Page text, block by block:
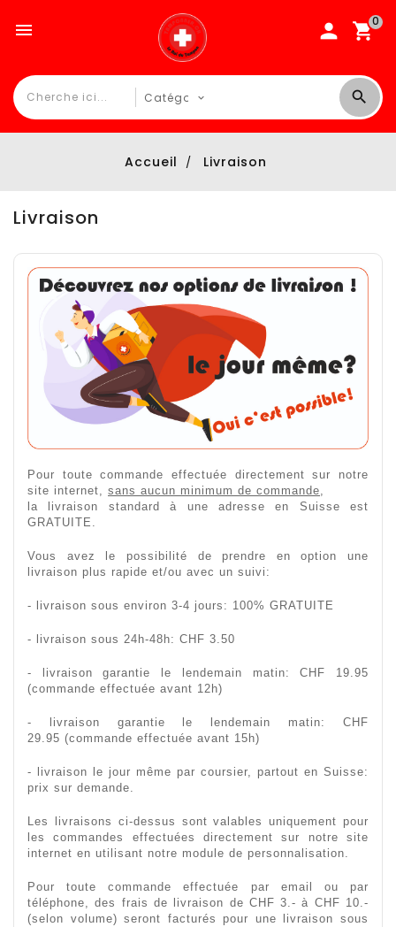
0

Accueil Livraison
Livraison
Pour toute commande effectuée directement sur notre
site internet, sans aucun minimum de commande,
la livraison standard à une adresse en Suisse est
GRATUITE.
Vous avez le possibilité de prendre en option une
livraison plus rapide et/ou avec un suivi:
- livraison sous environ 3-4 jours: 100% GRATUITE
- livraison sous 24h-48h: CHF 3.50
- livraison garantie le lendemain matin: CHF 19.95
(commande effectuée avant 12h)
- livraison garantie le lendemain matin: CHF
29.95 (commande effectuée avant 15h)
- livraison le jour même par coursier, partout en Suisse:
prix sur demande.
Les livraisons ci-dessus sont valables uniquement pour
les commandes effectuées directement sur notre site
internet en utilisant notre module de personnalisation.
Pour toute commande effectuée par email ou par
téléphone, des frais de livraison de CHF 3.- à CHF 10.-
(selon volume) seront facturés pour une livraison sous